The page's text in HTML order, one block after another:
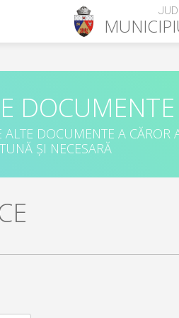
DOCUMENTE
ALTE DOCUMENTE A
ȘI NECESARĂ